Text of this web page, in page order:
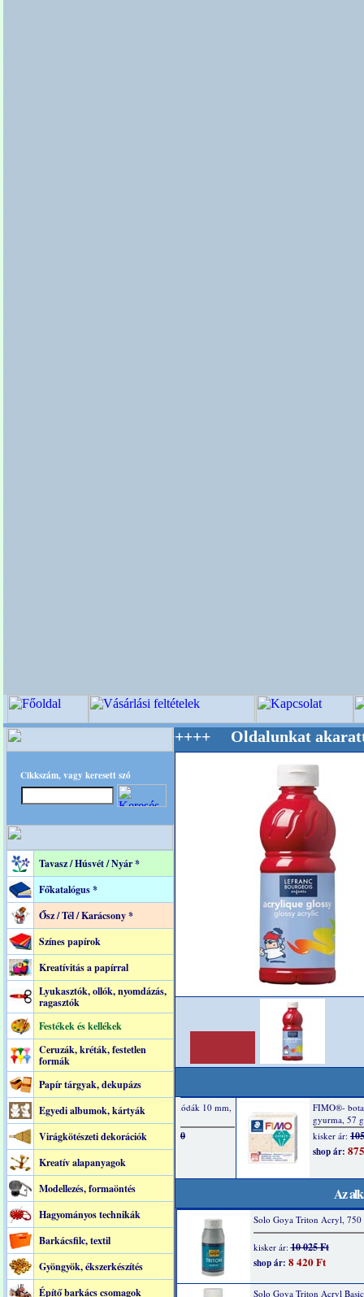
Cikkszám, vagy keresett szó
Tavasz / Húsvét / Nyár *
Főkatalógus *
Ősz / Tél / Karácsony *
Színes papírok
Kreatívitás a papírral
Lyukasztók, ollók, nyomdázás,
ragasztók
Festékek és kellékek
Ceruzák, kréták, festetlen
formák
Papír tárgyak, dekupázs
Egyedi albumok, kártyák
Virágkötészeti dekorációk
Kreatív alapanyagok
Modellezés, formaöntés
Hagyományos technikák
Barkácsfilc, textil
Gyöngyök, ékszerkészítés
Építő barkács csomagok
Mestere! +++++++ Oldalunkat akarattal
Az
Solo Goya Triton Acryl, 750
kisker ár:10 025 Ft
shop ár: 8 420 Ft
Solo Goya Triton Acryl